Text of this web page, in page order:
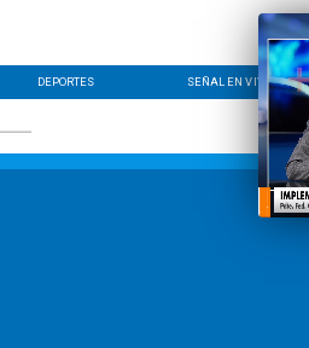
DEPORTES SEÑAL EN VIVO